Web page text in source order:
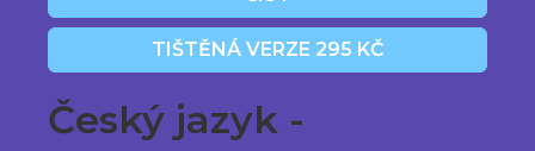
TIŠTĚNÁ VERZE 295 KČ
Český jazyk -